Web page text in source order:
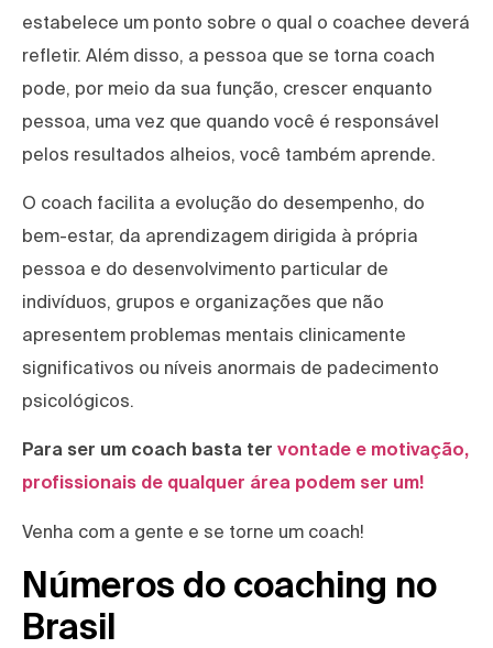
estabelece um ponto sobre o qual o coachee deverá
refletir. Além disso, a pessoa que se torna coach
pode, por meio da sua função, crescer enquanto
pessoa, uma vez que quando você é responsável
pelos resultados alheios, você também aprende.
O coach facilita a evolução do desempenho, do
bem-estar, da aprendizagem dirigida à própria
pessoa e do desenvolvimento particular de
indivíduos, grupos e organizações que não
apresentem problemas mentais clinicamente
significativos ou níveis anormais de padecimento
psicológicos.
Para ser um coach basta ter vontade e motivação,
profissionais de qualquer área podem ser um!
Venha com a gente e se torne um coach!
Números do coaching no
Brasil